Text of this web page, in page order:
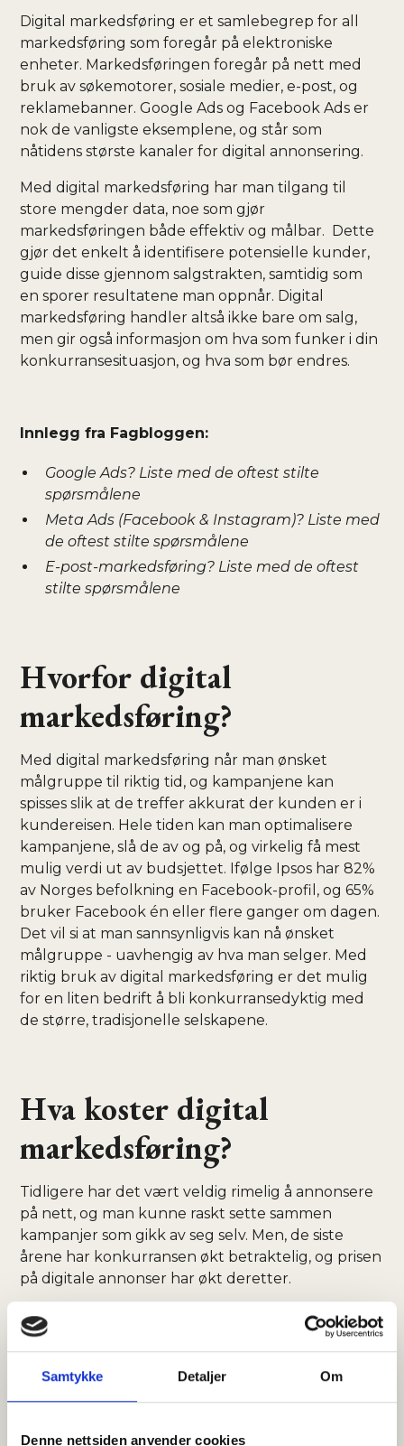
Samtykke Detaljer Om
Denne nettsiden anvender cookies
Digital markedsføring er et samlebegrep for all
markedsføring som foregår på elektroniske
enheter. Markedsføringen foregår på nett med
bruk av søkemotorer, sosiale medier, e-post, og
reklamebanner. Google Ads og Facebook Ads er
nok de vanligste eksemplene, og står som
nåtidens største kanaler for digital annonsering.
Med digital markedsføring har man tilgang til
store mengder data, noe som gjør
markedsføringen både effektiv og målbar. Dette
gjør det enkelt å identifisere potensielle kunder,
guide disse gjennom salgstrakten, samtidig som
en sporer resultatene man oppnår. Digital
markedsføring handler altså ikke bare om salg,
men gir også informasjon om hva som funker i din
konkurransesituasjon, og hva som bør endres.
Innlegg fra Fagbloggen:
Google Ads? Liste med de oftest stilte
spørsmålene
Meta Ads (Facebook & Instagram)? Liste med
de oftest stilte spørsmålene
E-post-markedsføring? Liste med de oftest
stilte spørsmålene
Hvorfor digital
markedsføring?
Med digital markedsføring når man ønsket
målgruppe til riktig tid, og kampanjene kan
spisses slik at de treffer akkurat der kunden er i
kundereisen. Hele tiden kan man optimalisere
kampanjene, slå de av og på, og virkelig få mest
mulig verdi ut av budsjettet. Ifølge Ipsos har 82%
av Norges befolkning en Facebook-profil, og 65%
bruker Facebook én eller flere ganger om dagen.
Det vil si at man sannsynligvis kan nå ønsket
målgruppe - uavhengig av hva man selger. Med
riktig bruk av digital markedsføring er det mulig
for en liten bedrift å bli konkurransedyktig med
de større, tradisjonelle selskapene.
Hva koster digital
markedsføring?
Tidligere har det vært veldig rimelig å annonsere
på nett, og man kunne raskt sette sammen
kampanjer som gikk av seg selv. Men, de siste
årene har konkurransen økt betraktelig, og prisen
på digitale annonser har økt deretter.
Eksempel
Dersom man i skrivende stund hadde søkt
“Elektriker i Bergen” på Google, ville prisen for å